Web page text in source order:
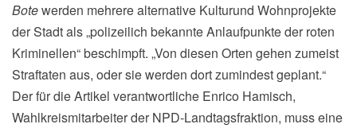
Botewerden mehrere alternative Kulturund Wohnprojekte
der Stadt als „polizeilich bekannte Anlaufpunkte der roten
Kriminellen“ beschimpft. „Von diesen Orten gehen zumeist
Straftaten aus, oder sie werden dort zumindest geplant.“
Der für die Artikel verantwortliche Enrico Hamisch,
Wahlkreismitarbeiter der NPD-Landtagsfraktion, muss eine